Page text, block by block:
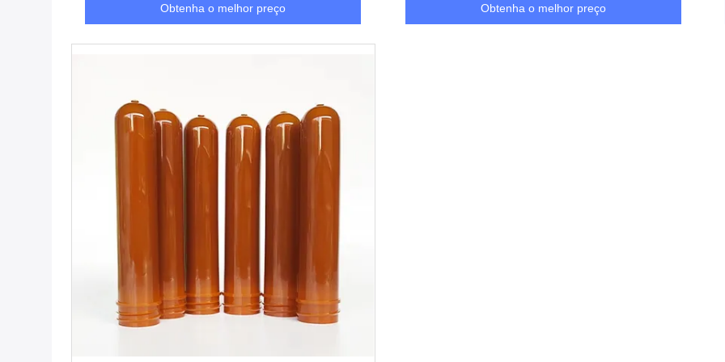
Obtenha o melhor preço Obtenha o melhor preço